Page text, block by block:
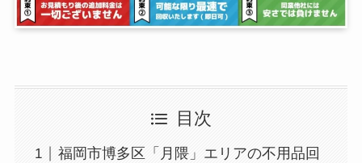
目次
福岡市博多区「月隈」エリアの不用品回